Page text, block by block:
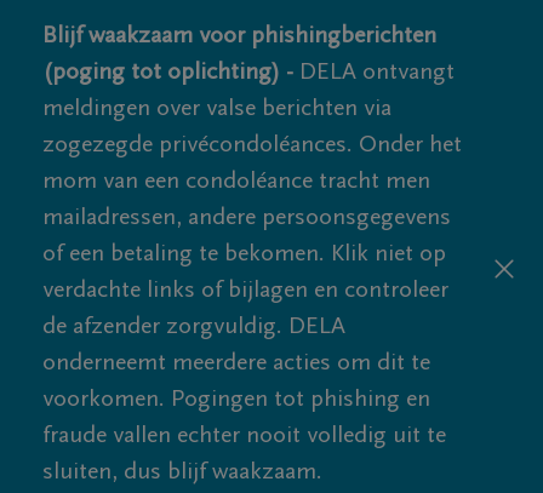
Blijf waakzaam voor phishingberichten
(poging tot oplichting) - DELA ontvangt
meldingen over valse berichten via
zogezegde privécondoléances. Onder het
mom van een condoléance tracht men
mailadressen, andere persoonsgegevens
of een betaling te bekomen. Klik niet op
verdachte links of bijlagen en controleer
de afzender zorgvuldig. DELA
onderneemt meerdere acties om dit te
voorkomen. Pogingen tot phishing en
fraude vallen echter nooit volledig uit te
sluiten, dus blijf waakzaam.